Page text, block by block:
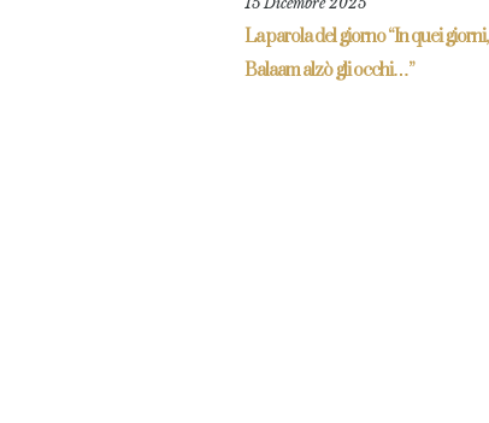
La parola del giorno “In quei giorni,
Balaam alzò gli occhi…”